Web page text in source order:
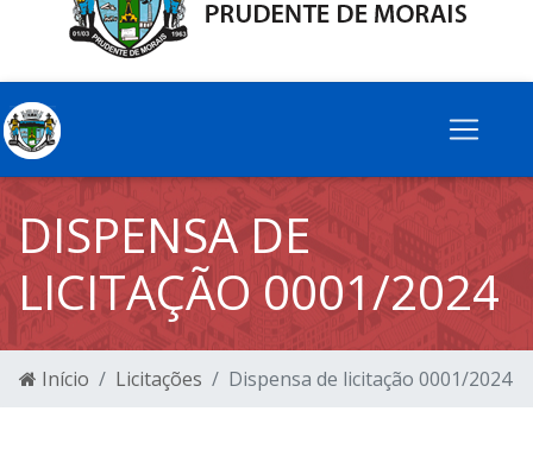
DISPENSA DE
LICITAÇÃO 0001/2024
Início Licitações Dispensa de licitação 0001/2024